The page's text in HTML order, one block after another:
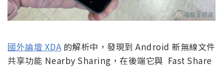
國外論壇 XDA 的解析中，發現到 Android 新無線文件
共享功能 Nearby Sharing，在後端它與 Fast Share